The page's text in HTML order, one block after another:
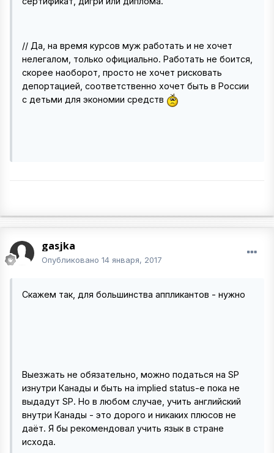
// Да, на время курсов муж работать и не хочет
нелегалом, только официально. Работать не боится,
скорее наоборот, просто не хочет рисковать
депортацией, соответственно хочет быть в России
с детьми для экономии средств
gasjka
Опубликовано 14 января, 2017
Скажем так, для большинства аппликантов - нужно
Выезжать не обязательно, можно податься на SP
изнутри Канады и быть на implied status-е пока не
выдадут SP. Но в любом случае, учить английский
внутри Канады - это дорого и никаких плюсов не
даёт. Я бы рекомендовал учить язык в стране
исхода.